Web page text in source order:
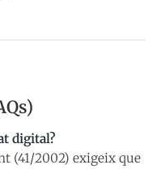
digital?
(41/2002) exigeix que